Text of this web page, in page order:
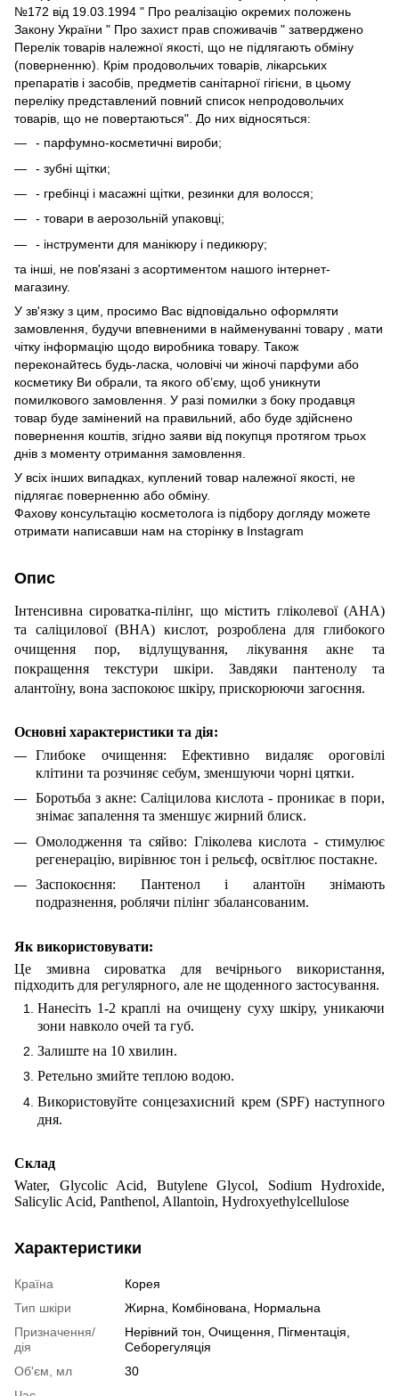
№172 від 19.03.1994 " Про реалізацію окремих положень
Закону України " Про захист прав споживачів " затверджено
Перелік товарів належної якості, що не підлягають обміну
(поверненню). Крім продовольчих товарів, лікарських
препаратів і засобів, предметів санітарної гігієни, в цьому
переліку представлений повний список непродовольчих
товарів, що не повертаються". До них відносяться:
- парфумно-косметичні вироби;
- зубні щітки;
- гребінці і масажні щітки, резинки для волосся;
- товари в аерозольній упаковці;
- інструменти для манікюру і педикюру;
та інші, не пов'язані з асортиментом нашого інтернет-
магазину.
У зв'язку з цим, просимо Вас відповідально оформляти
замовлення, будучи впевненими в найменуванні товару , мати
чітку інформацію щодо виробника товару. Також
переконайтесь будь-ласка, чоловічі чи жіночі парфуми або
косметику Ви обрали, та якого об’єму, щоб уникнути
помилкового замовлення. У разі помилки з боку продавця
товар буде замінений на правильний, або буде здійснено
повернення коштів, згідно заяви від покупця протягом трьох
днів з моменту отримання замовлення.
У всіх інших випадках, куплений товар належної якості, не
підлягає поверненню або обміну.
Фахову консультацію косметолога із підбору догляду можете
отримати написавши нам на сторінку в Instagram
Опис
Інтенсивна сироватка-пілінг, що містить гліколевої (AHA)
та саліцилової (BHA) кислот, розроблена для глибокого
очищення пор, відлущування, лікування акне та
покращення текстури шкіри. Завдяки пантенолу та
алантоїну, вона заспокоює шкіру, прискорюючи загоєння.
Основні характеристики та дія:
Глибоке очищення: Ефективно видаляє ороговілі
клітини та розчиняє себум, зменшуючи чорні цятки.
Боротьба з акне: Саліцилова кислота - проникає в пори,
знімає запалення та зменшує жирний блиск.
Омолодження та сяйво: Гліколева кислота - стимулює
регенерацію, вирівнює тон і рельєф, освітлює постакне.
Заспокоєння: Пантенол і алантоїн знімають
подразнення, роблячи пілінг збалансованим.
Як використовувати:
Це змивна сироватка для вечірнього використання,
підходить для регулярного, але не щоденного застосування.
Нанесіть 1-2 краплі на очищену суху шкіру, уникаючи
зони навколо очей та губ.
Залиште на 10 хвилин.
Ретельно змийте теплою водою.
Використовуйте сонцезахисний крем (SPF) наступного
дня.
Склад
Water, Glycolic Acid, Butylene Glycol, Sodium Hydroxide,
Salicylic Acid, Panthenol, Allantoin, Hydroxyethylcellulose
Характеристики
Країна
Корея
Тип шкіри
Жирна, Комбінована, Нормальна
Призначення/
дія
Нерівний тон, Очищення, Пігментація,
Себорегуляція
Об'єм, мл
30